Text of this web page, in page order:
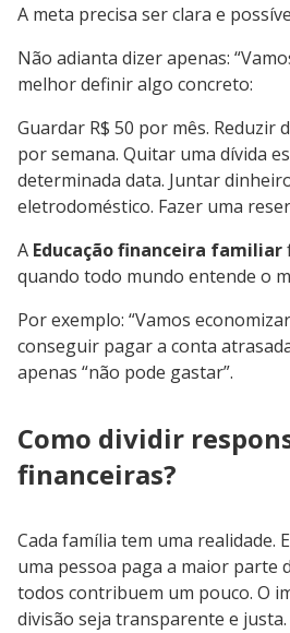
A meta precisa ser clara e
Não adianta dizer apenas:
melhor definir algo concreto:
Guardar R$ 50 por mês. Reduzir
por semana. Quitar uma dívida
determinada data. Juntar
eletrodoméstico. Fazer uma
A Educação financeira familiar
quando todo mundo entende o
Por exemplo: “Vamos
conseguir pagar a conta
apenas “não pode gastar”.
Como dividir
financeiras?
Cada família tem uma realidade.
uma pessoa paga a maior parte
todos contribuem um pouco. O
divisão seja transparente e justa.